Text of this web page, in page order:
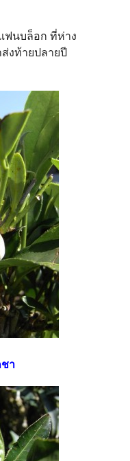
ฟนบล็อก ที่ห่าง
งท้ายปลายปี
า